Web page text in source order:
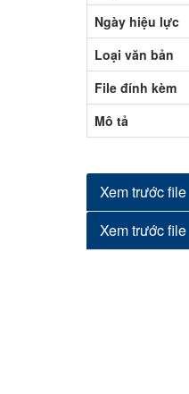
Ngày hiệu lực
Loại văn bản
File đính kèm
Mô tả
Xem trước file
Xem trước file